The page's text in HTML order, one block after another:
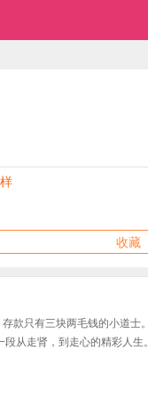
收藏
款只有三块两毛钱的小道士。
从走肾，到走心的精彩人生。